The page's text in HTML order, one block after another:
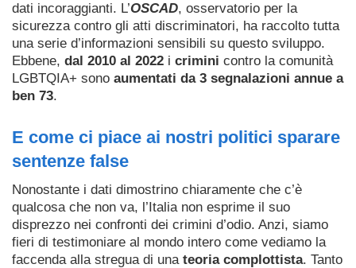
dati incoraggianti. L’OSCAD, osservatorio per la
sicurezza contro gli atti discriminatori, ha raccolto tutta
una serie d’informazioni sensibili su questo sviluppo.
Ebbene, dal 2010 al 2022 i crimini contro la comunità
LGBTQIA+ sono aumentati da 3 segnalazioni annue a
ben 73.
E come ci piace ai nostri politici sparare
sentenze false
Nonostante i dati dimostrino chiaramente che c’è
qualcosa che non va, l’Italia non esprime il suo
disprezzo nei confronti dei crimini d’odio. Anzi, siamo
fieri di testimoniare al mondo intero come vediamo la
faccenda alla stregua di una teoria complottista. Tanto